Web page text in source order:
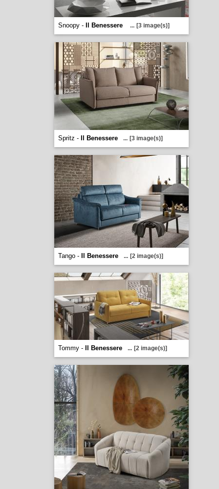
Snoopy - Il Benessere ... [3 image(s)]
Spritz - Il Benessere ... [3 image(s)]
Tango - Il Benessere ... [2 image(s)]
Tommy - Il Benessere ... [2 image(s)]